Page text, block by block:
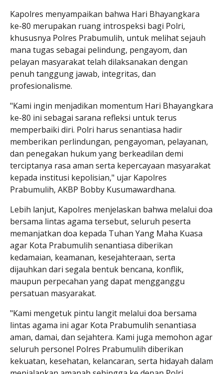
Kapolres menyampaikan bahwa Hari Bhayangkara
ke-80 merupakan ruang introspeksi bagi Polri,
khususnya Polres Prabumulih, untuk melihat sejauh
mana tugas sebagai pelindung, pengayom, dan
pelayan masyarakat telah dilaksanakan dengan
penuh tanggung jawab, integritas, dan
profesionalisme.
"Kami ingin menjadikan momentum Hari Bhayangkara
ke-80 ini sebagai sarana refleksi untuk terus
memperbaiki diri. Polri harus senantiasa hadir
memberikan perlindungan, pengayoman, pelayanan,
dan penegakan hukum yang berkeadilan demi
terciptanya rasa aman serta kepercayaan masyarakat
kepada institusi kepolisian," ujar Kapolres
Prabumulih, AKBP Bobby Kusumawardhana.
Lebih lanjut, Kapolres menjelaskan bahwa melalui doa
bersama lintas agama tersebut, seluruh peserta
memanjatkan doa kepada Tuhan Yang Maha Kuasa
agar Kota Prabumulih senantiasa diberikan
kedamaian, keamanan, kesejahteraan, serta
dijauhkan dari segala bentuk bencana, konflik,
maupun perpecahan yang dapat mengganggu
persatuan masyarakat.
"Kami mengetuk pintu langit melalui doa bersama
lintas agama ini agar Kota Prabumulih senantiasa
aman, damai, dan sejahtera. Kami juga memohon agar
seluruh personel Polres Prabumulih diberikan
kekuatan, kesehatan, kelancaran, serta hidayah dalam